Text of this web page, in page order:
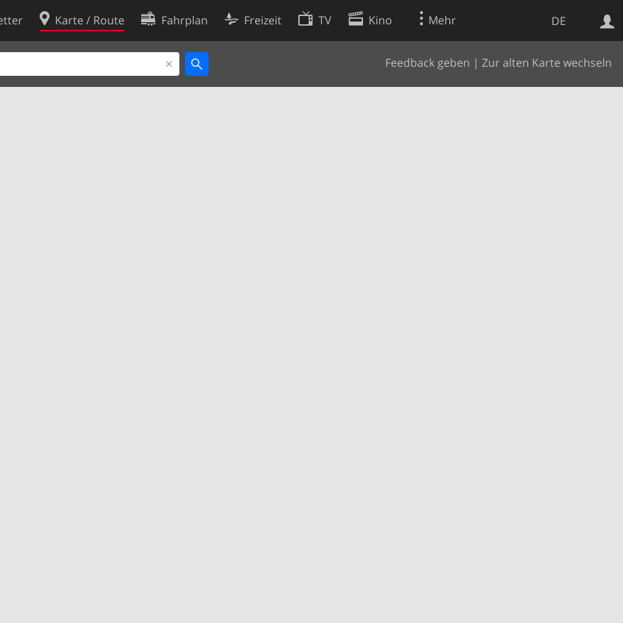
DE
Karte / Route Fahrplan Freizeit TV Kino Mehr
Feedback geben | Zur alten Karte wechseln
Websuche
Cookie-Richtlinie
Cookie-Einstellungen